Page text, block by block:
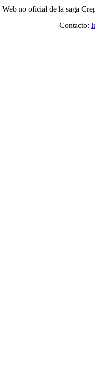
Web no oficial de la saga
Contacto: